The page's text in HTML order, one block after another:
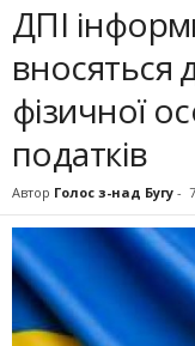
ДПІ
вносяться
фізичної
податків
Автор Голос з-над Бугу -